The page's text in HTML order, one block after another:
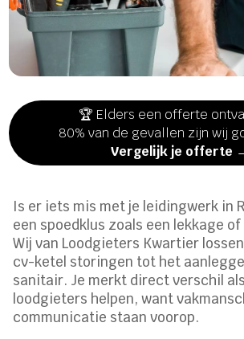
🏆 Elders een offerte
80% van de gevallen zijn wij
Vergelijk je offerte
Is er iets mis met je leidingwerk in
een spoedklus zoals een lekkage
Wij van Loodgieters Kwartier
cv-ketel storingen tot het
sanitair. Je merkt direct verschil
loodgieters helpen, want
communicatie staan voorop.